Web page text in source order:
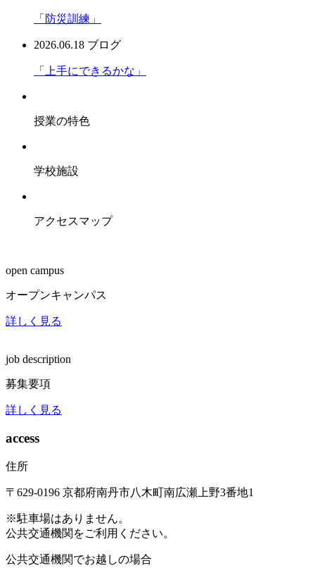
「防災訓練」
2026.06.18 ブログ
「上手にできるかな」
授業の特色
学校施設
アクセスマップ
open campus
オープンキャンパス
詳しく見る
job description
募集要項
詳しく見る
access
住所
〒629-0196 京都府南丹市八木町南広瀬上野3番地1
※駐車場はありません。
公共交通機関をご利用ください。
公共交通機関でお越しの場合